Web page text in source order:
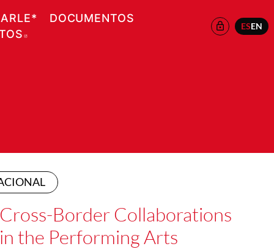
DOCUMENTOS
ESEN
Border Collaborations
the Performing Arts